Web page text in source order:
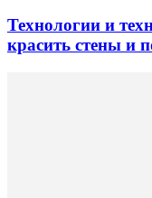
Технологии и
красить стены и